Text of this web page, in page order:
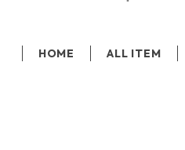
HOME ALL ITEM